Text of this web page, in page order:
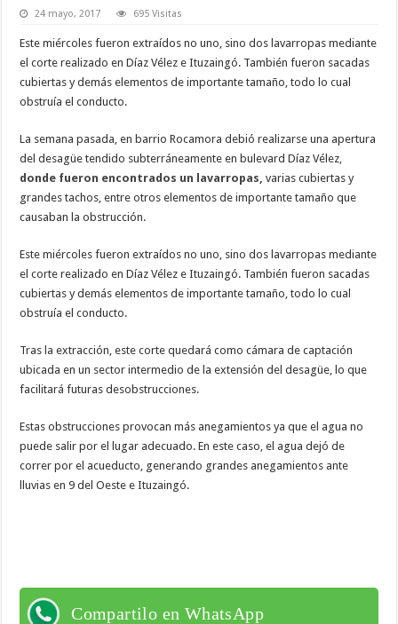
24 mayo, 2017 695 Visitas
Este miércoles fueron extraídos no uno, sino dos lavarropas mediante
el corte realizado en Díaz Vélez e Ituzaingó. También fueron sacadas
cubiertas y demás elementos de importante tamaño, todo lo cual
obstruía el conducto.
La semana pasada, en barrio Rocamora debió realizarse una apertura
del desagüe tendido subterráneamente en bulevard Díaz Vélez
donde fueron encontrados un lavarropas,varias cubiertas y
grandes tachos, entre otros elementos de importante tamaño que
causaban la obstrucción.
Este miércoles fueron extraídos no uno, sino dos lavarropas mediante
el corte realizado en Díaz Vélez e Ituzaingó. También fueron sacadas
cubiertas y demás elementos de importante tamaño, todo lo cual
obstruía el conducto.
Tras la extracción, este corte quedará como cámara de captación
ubicada en un sector intermedio de la extensión del desagüe, lo que
facilitará futuras desobstrucciones.
Estas obstrucciones provocan más anegamientos ya que el agua no
puede salir por el lugar adecuado. En este caso, el agua dejó de
correr por el acueducto, generando grandes anegamientos ante
lluvias en 9 del Oeste e Ituzaingó.
Compartilo en WhatsApp